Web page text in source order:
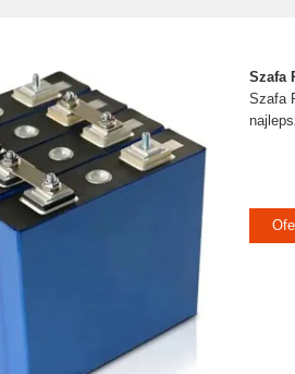
Szafa
Szafa